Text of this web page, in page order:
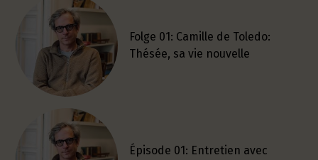
Folge 01: Camille de Toledo:
Thésée, sa vie nouvelle
Épisode 01: Entretien avec